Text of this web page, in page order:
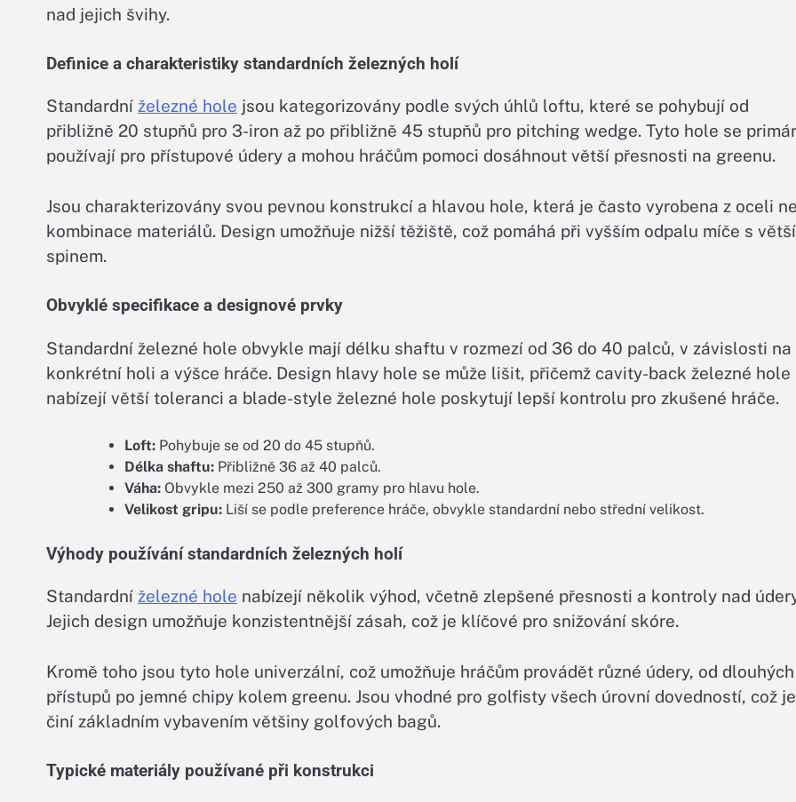
nad jejich švihy.
Definice a charakteristiky standardních železných holí
Standardní železné hole jsou kategorizovány podle svých úhlů loftu, které se pohybují od
přibližně 20 stupňů pro 3-iron až po přibližně 45 stupňů pro pitching wedge. Tyto hole se
používají pro přístupové údery a mohou hráčům pomoci dosáhnout větší přesnosti na greenu.
Jsou charakterizovány svou pevnou konstrukcí a hlavou hole, která je často vyrobena z oceli
kombinace materiálů. Design umožňuje nižší těžiště, což pomáhá při vyšším odpalu míče s
spinem.
Obvyklé specifikace a designové prvky
Standardní železné hole obvykle mají délku shaftu v rozmezí od 36 do 40 palců, v závislosti na
konkrétní holi a výšce hráče. Design hlavy hole se může lišit, přičemž cavity-back železné hole
nabízejí větší toleranci a blade-style železné hole poskytují lepší kontrolu pro zkušené hráče.
Loft: Pohybuje se od 20 do 45 stupňů.
Délka shaftu: Přibližně 36 až 40 palců.
Váha: Obvykle mezi 250 až 300 gramy pro hlavu hole.
Velikost gripu: Liší se podle preference hráče, obvykle standardní nebo střední velikost.
Výhody používání standardních železných holí
Standardní železné hole nabízejí několik výhod, včetně zlepšené přesnosti a kontroly nad
Jejich design umožňuje konzistentnější zásah, což je klíčové pro snižování skóre.
Kromě toho jsou tyto hole univerzální, což umožňuje hráčům provádět různé údery, od dlouhých
přístupů po jemné chipy kolem greenu. Jsou vhodné pro golfisty všech úrovní dovedností, což je
činí základním vybavením většiny golfových bagů.
Typické materiály používané při konstrukci